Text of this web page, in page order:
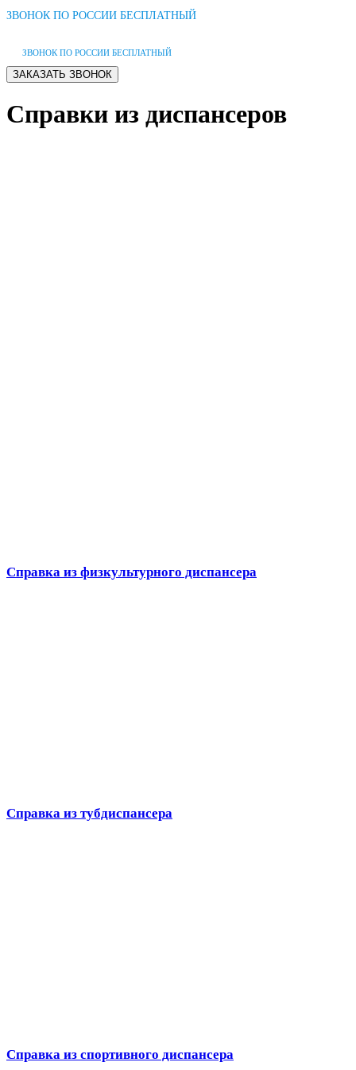
ЗВОНОК ПО РОССИИ БЕСПЛАТНЫЙ
ЗВОНОК ПО РОССИИ БЕСПЛАТНЫЙ
Справки из диспансеров
Справка из физкультурного диспансера
Справка из тубдиспансера
Справка из спортивного диспансера